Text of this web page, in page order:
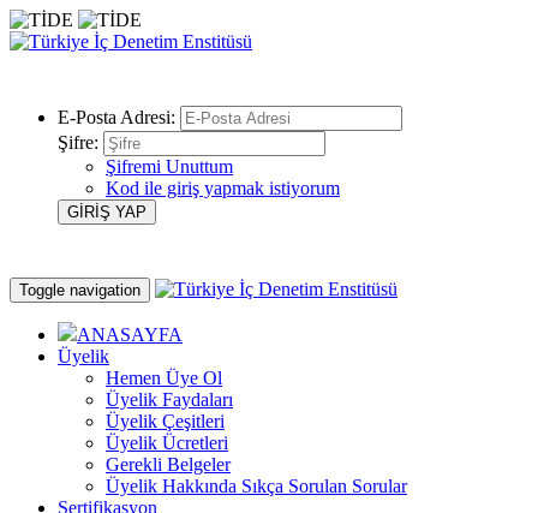
E-Posta Adresi:
Şifre:
Şifremi Unuttum
Kod ile giriş yapmak istiyorum
Toggle navigation
ANASAYFA
Üyelik
Hemen Üye Ol
Üyelik Faydaları
Üyelik Çeşitleri
Üyelik Ücretleri
Gerekli Belgeler
Üyelik Hakkında Sıkça Sorulan Sorular
Sertifikasyon